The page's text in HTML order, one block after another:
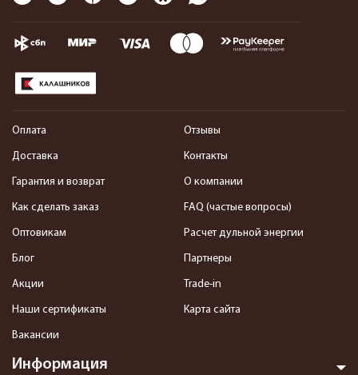
Информация
Оплата
Доставка
Гарантия и возврат
Как сделать заказ
Оптовикам
Блог
Акции
Наши сертификаты
Вакансии
Отзывы
Контакты
О компании
FAQ (частые вопросы)
Расчет дульной энергии
Партнеры
Trade-in
Карта сайта